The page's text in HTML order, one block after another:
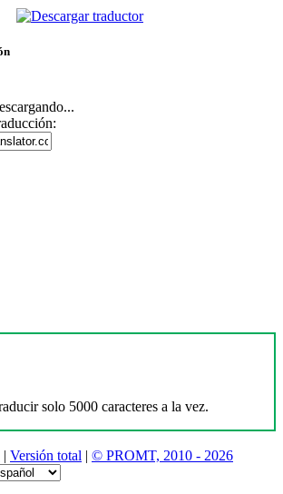
solo 5000 caracteres a la vez.
| Versión total | © PROMT, 2010 - 2026